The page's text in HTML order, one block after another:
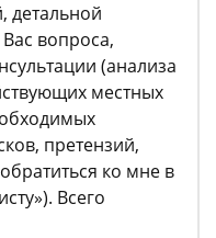
детальной
вопроса,
(анализа
местных
претензий,
ко мне в
Всего